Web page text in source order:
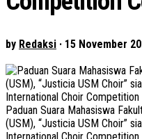
by Redaksi · 15 November
Paduan Suara Mahasiswa
(USM), “Justicia USM Choir”